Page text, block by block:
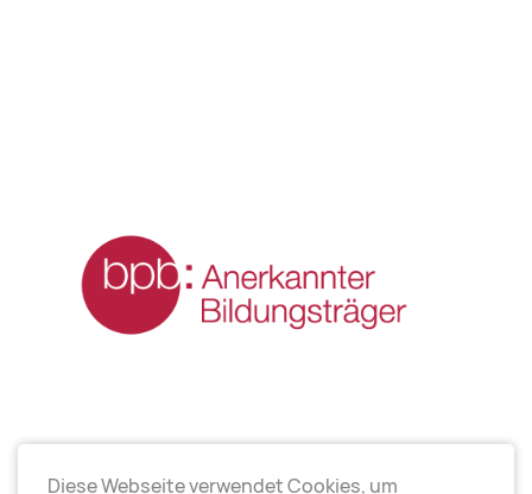
Diese Webseite verwendet Cookies, um